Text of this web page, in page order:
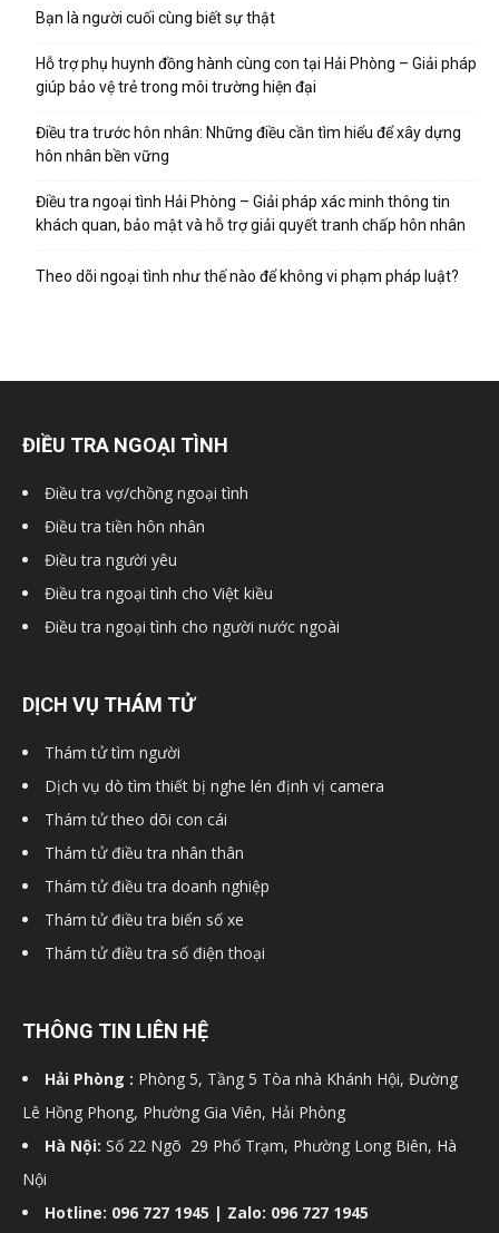
Bạn là người cuối cùng biết sự thật
Hỗ trợ phụ huynh đồng hành cùng con tại Hải Phòng – Giải pháp
giúp bảo vệ trẻ trong môi trường hiện đại
Điều tra trước hôn nhân: Những điều cần tìm hiểu để xây dựng
hôn nhân bền vững
Điều tra ngoại tình Hải Phòng – Giải pháp xác minh thông tin
khách quan, bảo mật và hỗ trợ giải quyết tranh chấp hôn nhân
Theo dõi ngoại tình như thế nào để không vi phạm pháp luật?
ĐIỀU TRA NGOẠI TÌNH
Điều tra vợ/chồng ngoại tình
Điều tra tiền hôn nhân
Điều tra người yêu
Điều tra ngoại tình cho Việt kiều
Điều tra ngoại tình cho người nước ngoài
DỊCH VỤ THÁM TỬ
Thám tử tìm người
Dịch vụ dò tìm thiết bị nghe lén định vị camera
Thám tử theo dõi con cái
Thám tử điều tra nhân thân
Thám tử điều tra doanh nghiệp
Thám tử điều tra biển số xe
Thám tử điều tra số điện thoại
THÔNG TIN LIÊN HỆ
Hải Phòng : Phòng 5, Tầng 5 Tòa nhà Khánh Hội, Đường
Lê Hồng Phong, Phường Gia Viên, Hải Phòng
Hà Nội: Số 22 Ngõ 29 Phố Trạm, Phường Long Biên, Hà
Nội
Hotline: 096 727 1945 | Zalo: 096 727 1945